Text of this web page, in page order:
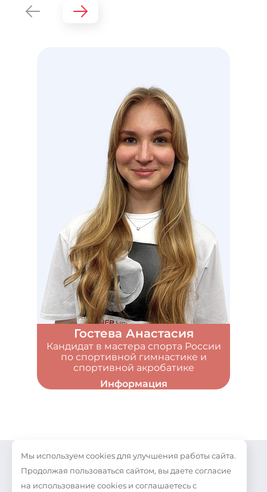
Гостева Анастасия
Кандидат в мастера спорта России
по спортивной гимнастике и
спортивной акробатике
Информация
О нас
Прайс-лист
Политика
конфиденциальности
Мы используем cookies для улучшения работы сайта.
Продолжая пользоваться сайтом, вы даете согласие
на использование cookies и соглашаетесь с